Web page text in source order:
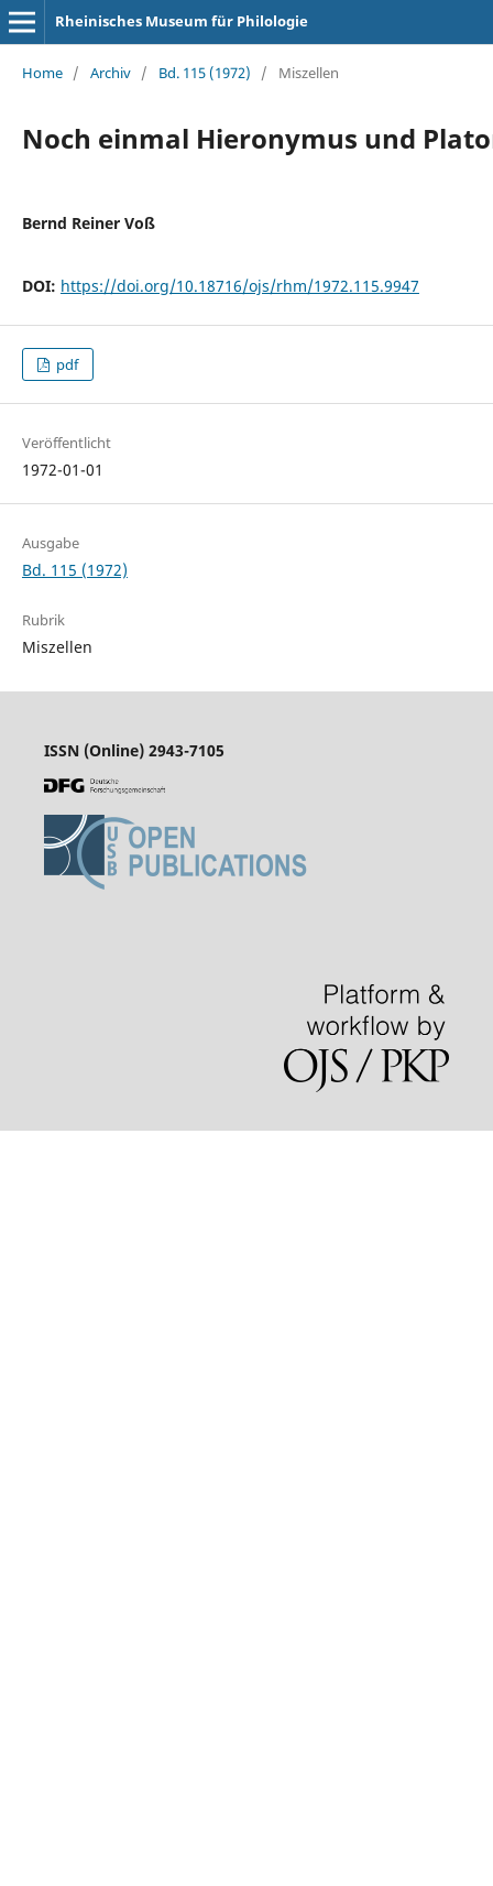
Rheinisches Museum für Philologie
Home / Archiv / Bd. 115 (1972) / Miszellen
Noch einmal Hieronymus und
Bernd Reiner Voß
DOI: https://doi.org/10.18716/ojs/rhm/1972.115.9947
pdf
Veröffentlicht
1972-01-01
Ausgabe
Bd. 115 (1972)
Rubrik
Miszellen
ISSN (Online) 2943-7105